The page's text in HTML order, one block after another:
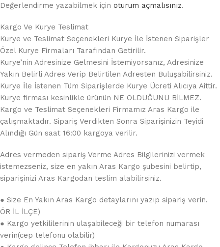
Değerlendirme yazabilmek için oturum açmalısınız.
Kargo Ve Kurye Teslimat
Kurye ve Teslimat Seçenekleri Kurye İle İstenen Siparişler
Özel Kurye Firmaları Tarafından Getirilir.
Kurye’nin Adresinize Gelmesini İstemiyorsanız, Adresinize
Yakın Belirli Adres Verip Belirtilen Adresten Buluşabilirsiniz.
Kurye İle İstenen Tüm Siparişlerde Kurye Ücreti Alıcıya Aittir.
Kurye firması kesinlikle ürünün NE OLDUĞUNU BİLMEZ.
Kargo ve Teslimat Seçenekleri Firmamız Aras Kargo ile
çalışmaktadır. Sipariş Verdikten Sonra Siparişinizin Teyidi
Alındığı Gün saat 16:00 kargoya verilir.
Adres vermeden sipariş Verme Adres Bilgilerinizi vermek
istemezseniz, size en yakın Aras Kargo şubesini belirtip,
siparişinizi Aras Kargodan teslim alabilirsiniz.
● Size En Yakın Aras Kargo detaylarını yazıp sipariş verin.
ÖR İL İLÇE)
● Kargo yetkililerinin ulaşabileceği bir telefon numarası
verin(cep telefonu olabilir)